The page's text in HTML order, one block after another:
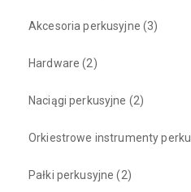
Akcesoria perkusyjne (3)
Hardware (2)
Naciągi perkusyjne (2)
Orkiestrowe instrumenty
Pałki perkusyjne (2)